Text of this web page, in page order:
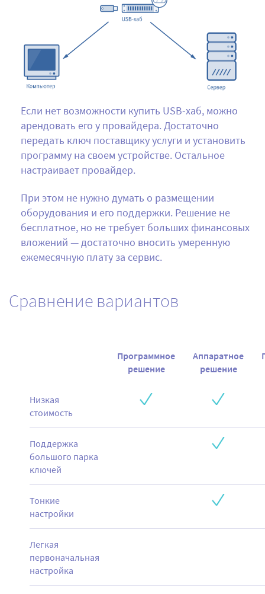
Если нет возможности купить USB-хаб, можно
арендовать его у провайдера. Достаточно
передать ключ поставщику услуги и установить
программу на своем устройстве. Остальное
настраивает провайдер.
При этом не нужно думать о размещении
оборудования и его поддержки. Решение не
бесплатное, но не требует больших финансовых
вложений — достаточно вносить умеренную
ежемесячную плату за сервис.
Сравнение вариантов
Программное
решение
Аппаратное
решение
Низкая
стоимость
Поддержка
большого парка
ключей
Тонкие
настройки
Легкая
первоначальная
настройка